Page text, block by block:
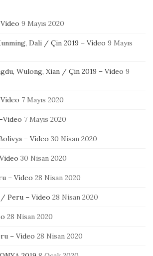
9 Mayıs 2020
Dali / Çin 2019 – Video 9 Mayıs
Wulong, Xian / Çin 2019 – Video 9
7 Mayıs 2020
Video 7 Mayıs 2020
– Video 30 Nisan 2020
30 Nisan 2020
– Video 28 Nisan 2020
Peru – Video 28 Nisan 2020
28 Nisan 2020
– Video 28 Nisan 2020